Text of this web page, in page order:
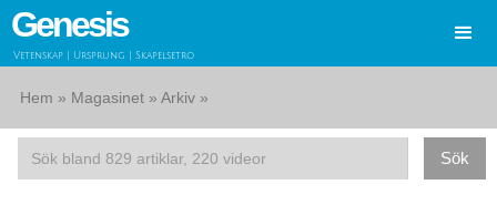
Genesis
Vetenskap | Ursprung | Skapelsetro
Hem » Magasinet » Arkiv »